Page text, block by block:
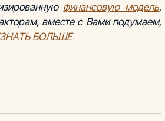
финансовую модель,
вместе с Вами подумаем,
БОЛЬШЕ